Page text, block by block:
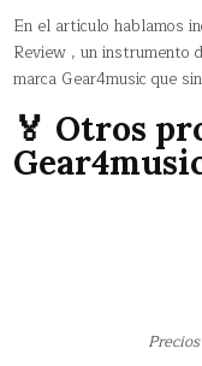
En el artículo hablamos
Review , un instrumento
marca Gear4music que
🏅 Otros